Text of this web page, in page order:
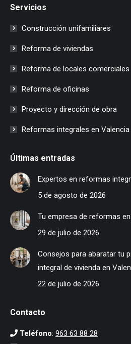
Servicios
Construcción unifamiliares
Reforma de viviendas
Reforma de locales comerciales
Reforma de oficinas
Proyecto y dirección de obra
Reformas integrales en Valencia
Últimas entradas
Expertos en reformas
5 de agosto de 2026
Tu empresa de reformas
29 de julio de 2026
Consejos para abaratar tu
integral de vivienda en
22 de julio de 2026
Contacto
Teléfono: 963 63 88 28